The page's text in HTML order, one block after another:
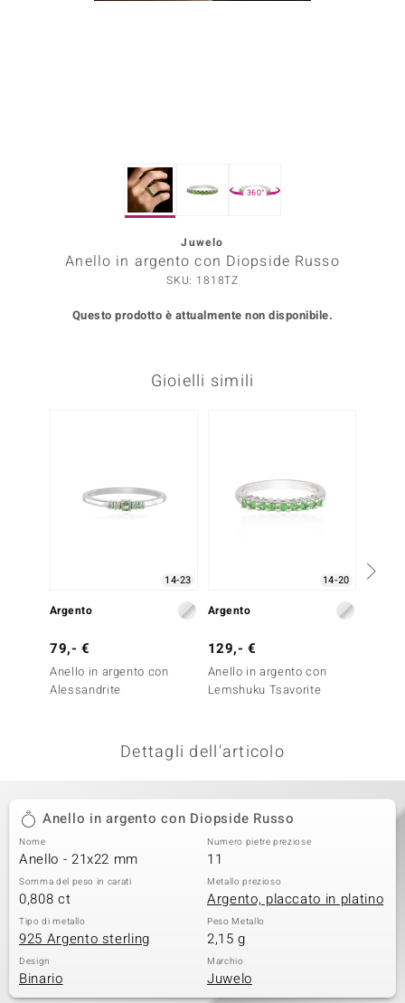
360°
Juwelo
Anello in argento con Diopside Russo
SKU: 1818TZ
Questo prodotto è attualmente non disponibile.
Gioielli simili
14-23
Argento
79,- €
Anello in argento con
Alessandrite
14-20
Argento
129,- €
Anello in argento con
Lemshuku Tsavorite
Dettagli dell'articolo
Anello in argento con Diopside Russo
Nome
Anello - 21x22 mm
Numero pietre preziose
11
Somma del peso in carati
0,808 ct
Metallo prezioso
Argento, placcato in platino
Tipo di metallo
925 Argento sterling
Peso Metallo
2,15 g
Design
Binario
Marchio
Juwelo